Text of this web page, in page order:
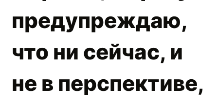
предупреждаю,
что ни сейчас, и
не в перспективе,